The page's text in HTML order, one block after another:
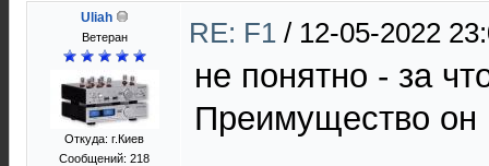
Uliah
Ветеран
Откуда: г.Киев
Сообщений: 218
RE: F1 / 12-05-2022
не понятно - за
Преимущество он